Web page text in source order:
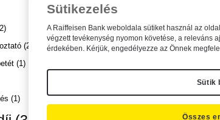
(2)
(1)
(1)
A dokumentum kereséséhez
Sütikezelés
A Raiffeisen Bank weboldala sütiket használ az
végzett tevékenység nyomon követése, a releváns
érdekében. Kérjük, engedélyezze az Önnek
Sütik
Összes